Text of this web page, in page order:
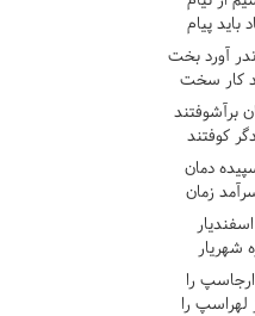
بايد پيام
آورد بخت
کار سخت
برآشوفتند
کوفتند
دمان
زمان
شهريار
را
لهراسپ را